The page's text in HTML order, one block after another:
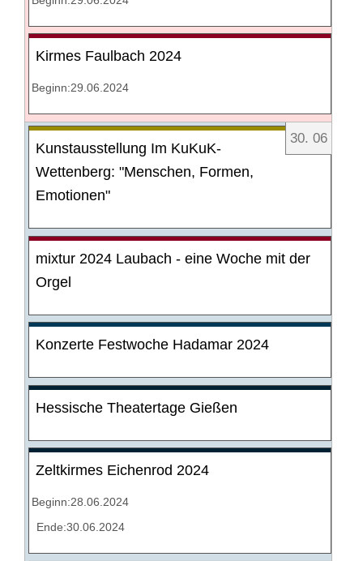
Kirmes Faulbach 2024
Beginn:29.06.2024
30. 06
Kunstausstellung Im KuKuK-
Wettenberg: "Menschen, Formen,
Emotionen"
mixtur 2024 Laubach - eine Woche mit der
Orgel
Konzerte Festwoche Hadamar 2024
Hessische Theatertage Gießen
Zeltkirmes Eichenrod 2024
Beginn:28.06.2024
Ende:30.06.2024